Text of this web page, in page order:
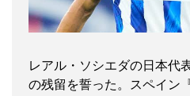
レアル・ソシエダの日本代
の残留を誓った。スペイン